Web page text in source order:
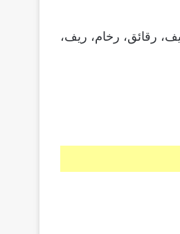
رقائق، رخام، ريف،